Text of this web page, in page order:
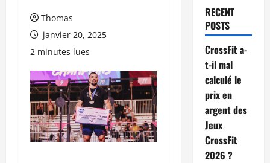
Thomas
janvier 20, 2025
2 minutes lues
RECENT
POSTS
CrossFit a-
t-il mal
calculé le
prix en
argent des
Jeux
CrossFit
2026 ?